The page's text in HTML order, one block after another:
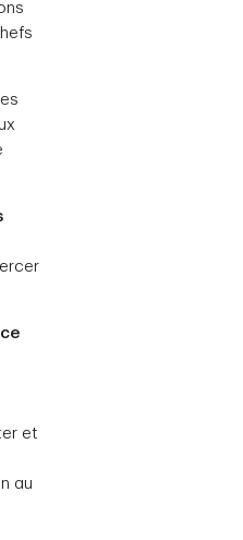
et
au